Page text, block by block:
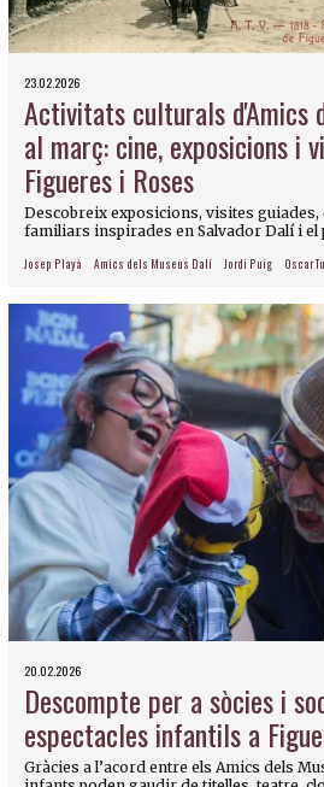
23.02.2026
Activitats culturals d'Amics
al març: cine, exposicions i
Figueres i Roses
Descobreix exposicions, visites
familiars inspirades en Salvador Dalí i el
Josep Playà Amics dels Museus Dalí Jordi Puig Oscar
20.02.2026
Descompte per a sòcies i
espectacles infantils a
Gràcies a l’acord entre els Amics dels